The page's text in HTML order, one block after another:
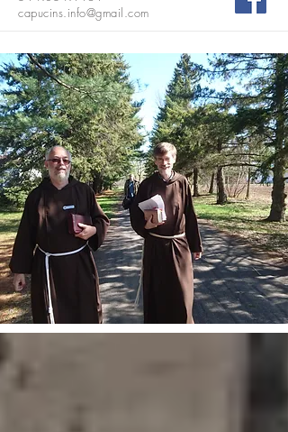
capucins.info@gmail.com